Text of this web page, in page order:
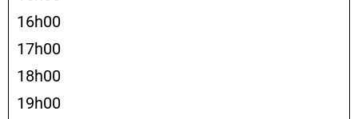
16h00
17h00
18h00
19h00